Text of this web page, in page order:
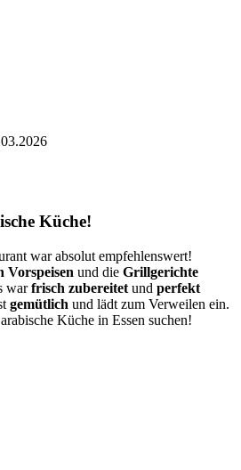
Küche!
war absolut empfehlenswert!
Vorspeisen und die Grillgerichte
warfrisch zubereitet und perfekt
gemütlich und lädt zum Verweilen ein.
Küche in Essen suchen!